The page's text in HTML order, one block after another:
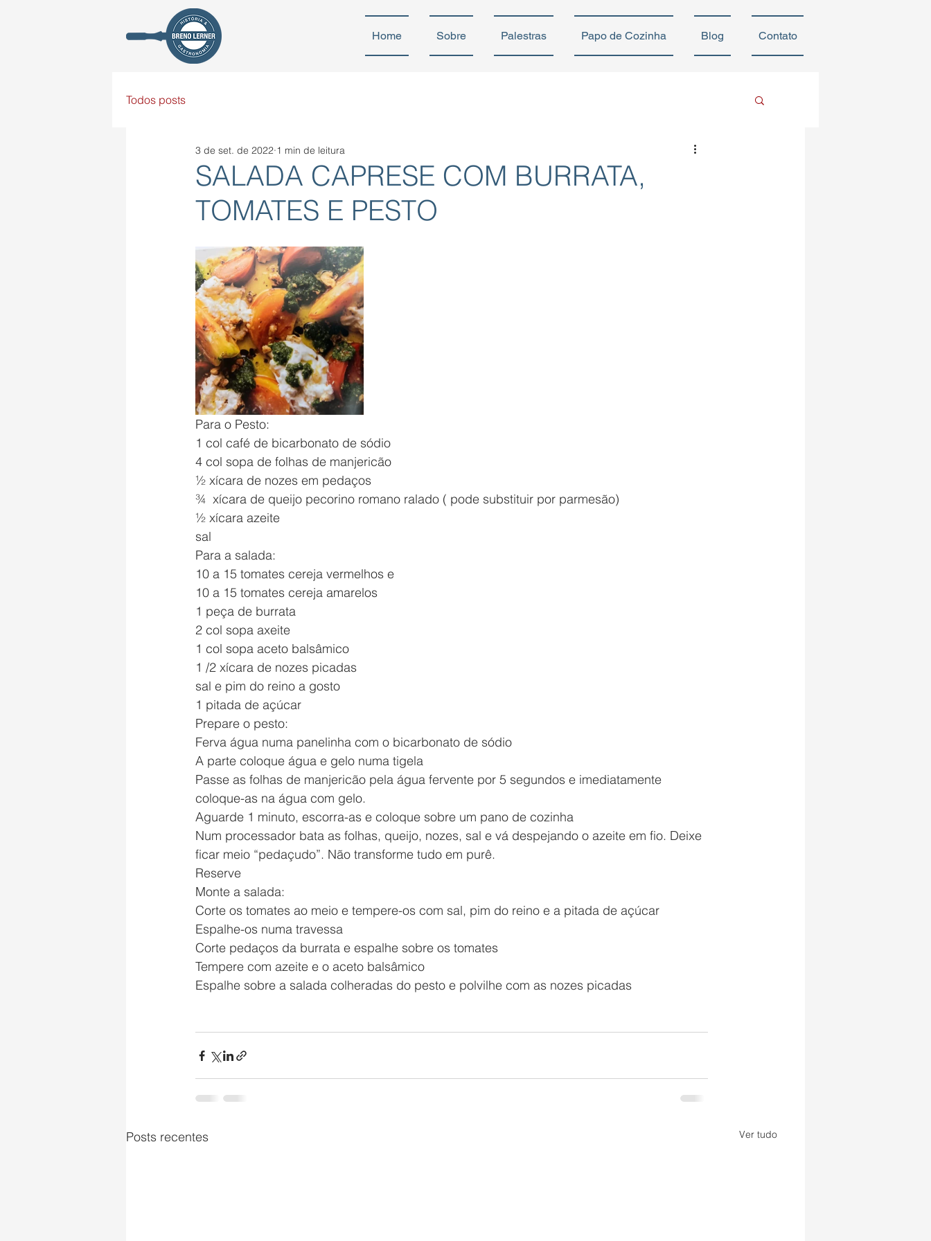
Home Sobre Palestras Papo de Cozinha Blog Contato
Todos posts
SALADA CAPRESE COM BURRATA,
TOMATES E PESTO
3 de set. de 2022 1 min de leitura
Para o Pesto:
1 col café de bicarbonato de sódio
4 col sopa de folhas de manjericão
½ xícara de nozes em pedaços
¾  xícara de queijo pecorino romano ralado ( pode substituir por parmesão)
½ xícara azeite
sal
Para a salada:
10 a 15 tomates cereja vermelhos e
10 a 15 tomates cereja amarelos
1 peça de burrata
2 col sopa axeite
1 col sopa aceto balsâmico
1 /2 xícara de nozes picadas
sal e pim do reino a gosto
1 pitada de açúcar
Prepare o pesto:
Ferva água numa panelinha com o bicarbonato de sódio
A parte coloque água e gelo numa tigela
Passe as folhas de manjericão pela água fervente por 5 segundos e imediatamente
coloque-as na água com gelo.
Aguarde 1 minuto, escorra-as e coloque sobre um pano de cozinha
Num processador bata as folhas, queijo, nozes, sal e vá despejando o azeite em fio. Deixe
ficar meio “pedaçudo”. Não transforme tudo em purê.
Reserve
Monte a salada:
Corte os tomates ao meio e tempere-os com sal, pim do reino e a pitada de açúcar
Espalhe-os numa travessa
Corte pedaços da burrata e espalhe sobre os tomates
Tempere com azeite e o aceto balsâmico
Espalhe sobre a salada colheradas do pesto e polvilhe com as nozes picadas
Posts recentes Ver tudo